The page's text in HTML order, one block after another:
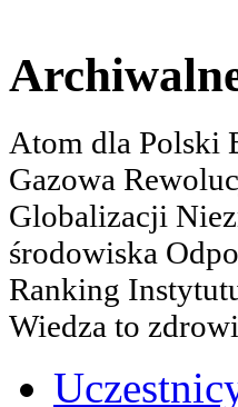
Atom dla Polski
Gazowa
Globalizacji
środowiska
Ranking
Wiedza to